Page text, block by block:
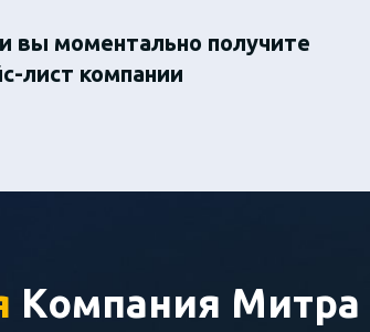
вы моментально получите
лист компании
Компания Митра